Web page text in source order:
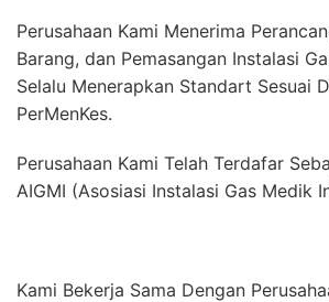
Perusahaan Kami Menerima
Barang, dan Pemasangan Instalasi
Selalu Menerapkan Standart Sesuai
PerMenKes.
Perusahaan Kami Telah Terdafar
AIGMI (Asosiasi Instalasi Gas Medik
Kami Bekerja Sama Dengan